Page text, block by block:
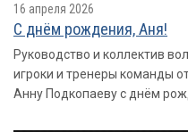
16 апреля 2026
С днём рождения, Аня!
Руководство и коллектив
игроки и тренеры команды
Анну Подкопаеву с днём